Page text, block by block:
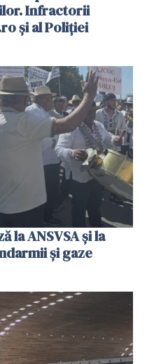
Infractorii
și al Poliției
la ANSVSA și la
și gaze